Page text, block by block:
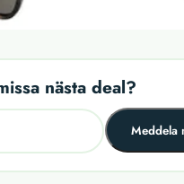
nästa deal?
Meddela